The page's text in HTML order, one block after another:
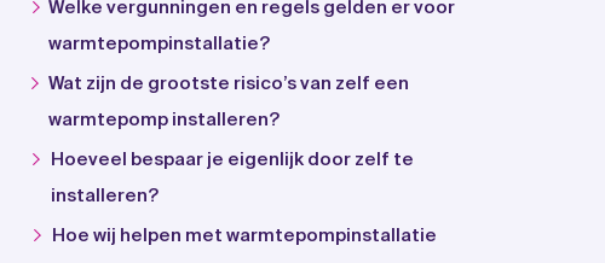
Welke vergunningen en regels gelden er voor
warmtepompinstallatie?
Wat zijn de grootste risico’s van zelf een
warmtepomp installeren?
Hoeveel bespaar je eigenlijk door zelf te
installeren?
Hoe wij helpen met warmtepompinstallatie